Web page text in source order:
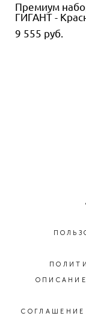
Премиум
ГИГАНТ -
9 555 pуб.